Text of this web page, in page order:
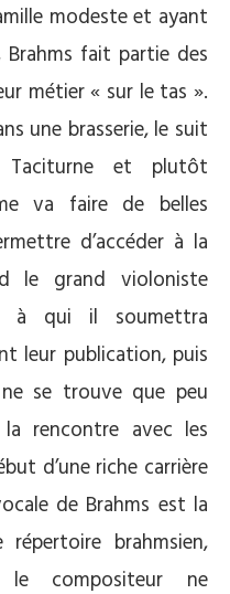
modeste et ayant
fait partie des
métier « sur le tas ».
une brasserie, le suit
Taciturne et plutôt
va faire de belles
d’accéder à la
le grand violoniste
à qui il soumettra
leur publication, puis
se trouve que peu
la rencontre avec les
d’une riche carrière
de Brahms est la
brahmsien,
le compositeur ne